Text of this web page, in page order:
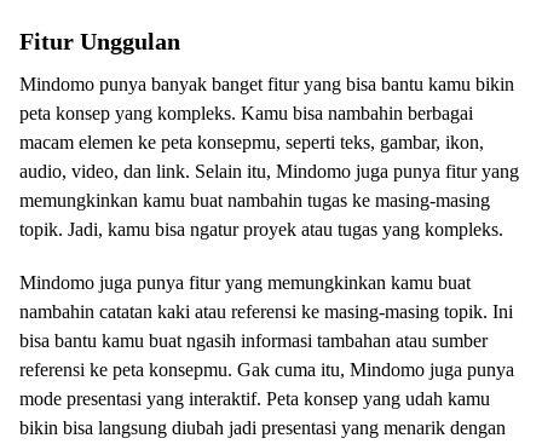
Fitur Unggulan
Mindomo punya banyak banget fitur yang bisa bantu kamu bikin
peta konsep yang kompleks. Kamu bisa nambahin berbagai
macam elemen ke peta konsepmu, seperti teks, gambar, ikon,
audio, video, dan link. Selain itu, Mindomo juga punya fitur yang
memungkinkan kamu buat nambahin tugas ke masing-masing
topik. Jadi, kamu bisa ngatur proyek atau tugas yang kompleks.
Mindomo juga punya fitur yang memungkinkan kamu buat
nambahin catatan kaki atau referensi ke masing-masing topik. Ini
bisa bantu kamu buat ngasih informasi tambahan atau sumber
referensi ke peta konsepmu. Gak cuma itu, Mindomo juga punya
mode presentasi yang interaktif. Peta konsep yang udah kamu
bikin bisa langsung diubah jadi presentasi yang menarik dengan